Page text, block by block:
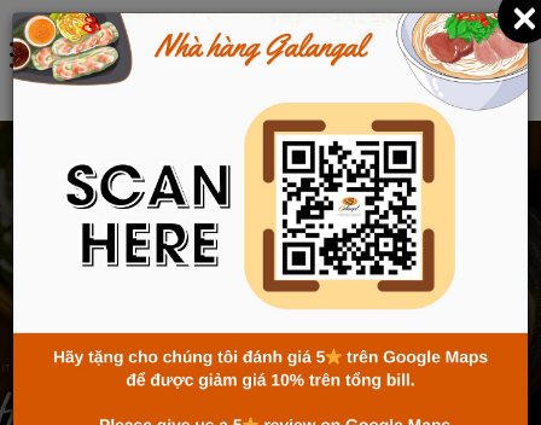
中文 (中国)
甘蓝根 - 越南美食在
国际游客心中掀
起"风暴"
主页
News
甘蓝根 - 越南美食在国际游客心中掀起"风暴"
×